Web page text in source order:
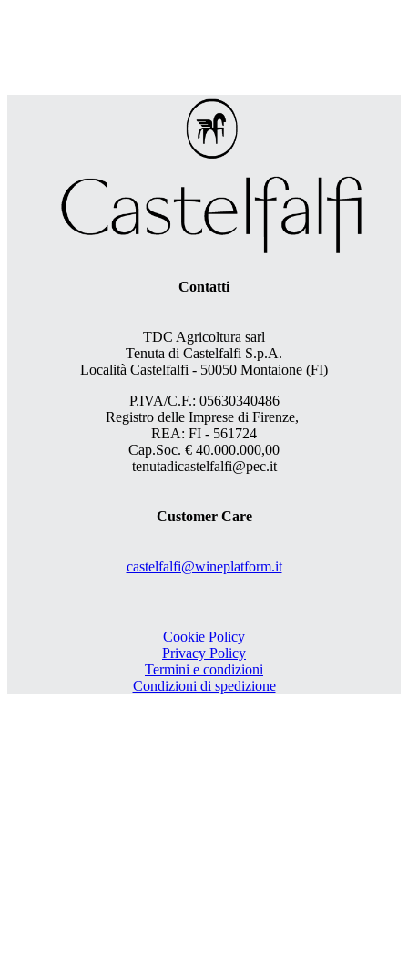
Contatti
TDC Agricoltura sarl
Tenuta di Castelfalfi S.p.A.
Località Castelfalfi - 50050 Montaione (FI)
P.IVA/C.F.: 05630340486
Registro delle Imprese di Firenze,
REA: FI - 561724
Cap.Soc. € 40.000.000,00
tenutadicastelfalfi@pec.it
Customer Care
castelfalfi@wineplatform.it
Cookie Policy
Privacy Policy
Termini e condizioni
Condizioni di spedizione